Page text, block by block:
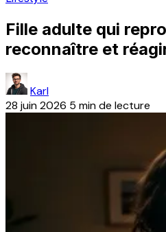
Fille adulte qui
reconnaître et
Karl
28 juin 2026 5 min de lecture